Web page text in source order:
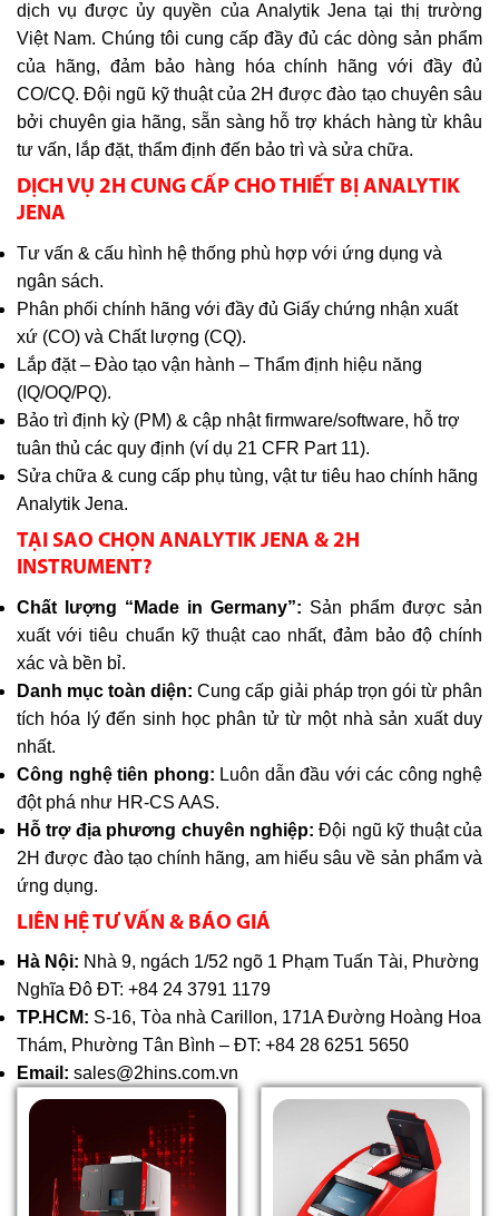
dịch vụ được ủy quyền của Analytik Jena tại thị trường
Việt Nam. Chúng tôi cung cấp đầy đủ các dòng sản phẩm
của hãng, đảm bảo hàng hóa chính hãng với đầy đủ
CO/CQ. Đội ngũ kỹ thuật của 2H được đào tạo chuyên sâu
bởi chuyên gia hãng, sẵn sàng hỗ trợ khách hàng từ khâu
tư vấn, lắp đặt, thẩm định đến bảo trì và sửa chữa.
DỊCH VỤ 2H CUNG CẤP CHO THIẾT BỊ ANALYTIK
JENA
Tư vấn & cấu hình hệ thống phù hợp với ứng dụng và
ngân sách.
Phân phối chính hãng với đầy đủ Giấy chứng nhận xuất
xứ (CO) và Chất lượng (CQ).
Lắp đặt – Đào tạo vận hành – Thẩm định hiệu năng
(IQ/OQ/PQ).
Bảo trì định kỳ (PM) & cập nhật firmware/software, hỗ trợ
tuân thủ các quy định (ví dụ 21 CFR Part 11).
Sửa chữa & cung cấp phụ tùng, vật tư tiêu hao chính hãng
Analytik Jena.
TẠI SAO CHỌN ANALYTIK JENA & 2H
INSTRUMENT?
Chất lượng “Made in Germany”: Sản phẩm được sản
xuất với tiêu chuẩn kỹ thuật cao nhất, đảm bảo độ chính
xác và bền bỉ.
Danh mục toàn diện: Cung cấp giải pháp trọn gói từ phân
tích hóa lý đến sinh học phân tử từ một nhà sản xuất duy
nhất.
Công nghệ tiên phong: Luôn dẫn đầu với các công nghệ
đột phá như HR-CS AAS.
Hỗ trợ địa phương chuyên nghiệp: Đội ngũ kỹ thuật của
2H được đào tạo chính hãng, am hiểu sâu về sản phẩm và
ứng dụng.
LIÊN HỆ TƯ VẤN & BÁO GIÁ
Hà Nội: Nhà 9, ngách 1/52 ngõ 1 Phạm Tuấn Tài, Phường
Nghĩa Đô ĐT: +84 24 3791 1179
TP.HCM: S-16, Tòa nhà Carillon, 171A Đường Hoàng Hoa
Thám, Phường Tân Bình – ĐT: +84 28 6251 5650
Email: sales@2hins.com.vn